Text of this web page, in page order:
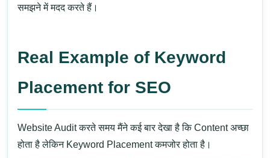
समझने में मदद करते हैं।
Real Example of Keyword
Placement for SEO
Website Audit करते समय मैंने कई बार देखा है कि Content अच्छा
होता है लेकिन Keyword Placement कमजोर होता है।